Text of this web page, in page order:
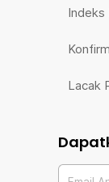
Indeks
Lacak